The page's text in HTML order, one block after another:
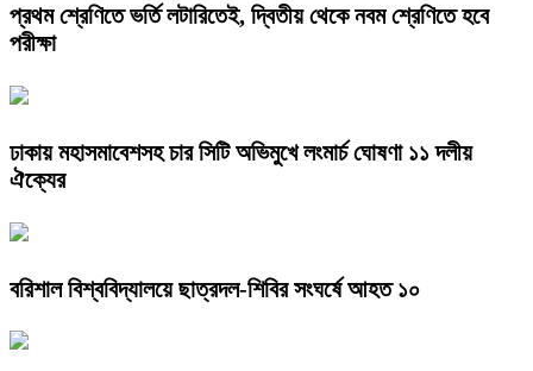
প্রথম শ্রেণিতে ভর্তি লটারিতেই, দ্বিতীয় থেকে নবম শ্রেণিতে হবে
পরীক্ষা
ঢাকায় মহাসমাবেশসহ চার সিটি অভিমুখে লংমার্চ ঘোষণা ১১ দলীয়
ঐক্যের
বরিশাল বিশ্ববিদ্যালয়ে ছাত্রদল-শিবির সংঘর্ষে আহত ১০